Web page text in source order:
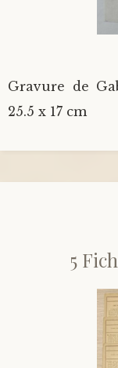
Gravure de
25.5 x 17 cm
5